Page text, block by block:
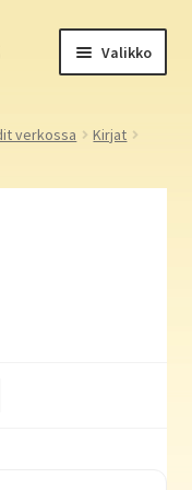
Valikko
verkossa
Kirjat